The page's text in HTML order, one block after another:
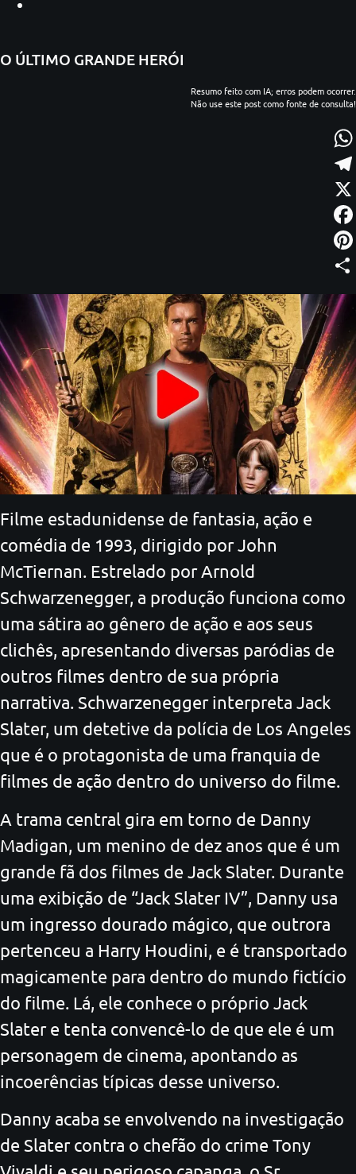
O ÚLTIMO GRANDE HERÓI
Resumo feito com IA; erros podem ocorrer.
Não use este post como fonte de consulta!
Filme estadunidense de fantasia, ação e
comédia de 1993, dirigido por John
McTiernan. Estrelado por Arnold
Schwarzenegger, a produção funciona como
uma sátira ao gênero de ação e aos seus
clichês, apresentando diversas paródias de
outros filmes dentro de sua própria
narrativa. Schwarzenegger interpreta Jack
Slater, um detetive da polícia de Los Angeles
que é o protagonista de uma franquia de
filmes de ação dentro do universo do filme.
A trama central gira em torno de Danny
Madigan, um menino de dez anos que é um
grande fã dos filmes de Jack Slater. Durante
uma exibição de “Jack Slater IV”, Danny usa
um ingresso dourado mágico, que outrora
pertenceu a Harry Houdini, e é transportado
magicamente para dentro do mundo fictício
do filme. Lá, ele conhece o próprio Jack
Slater e tenta convencê-lo de que ele é um
personagem de cinema, apontando as
incoerências típicas desse universo.
Danny acaba se envolvendo na investigação
de Slater contra o chefão do crime Tony